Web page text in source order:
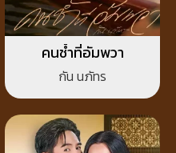
คนช้ำที่อัมพวา
กัน นภัทร